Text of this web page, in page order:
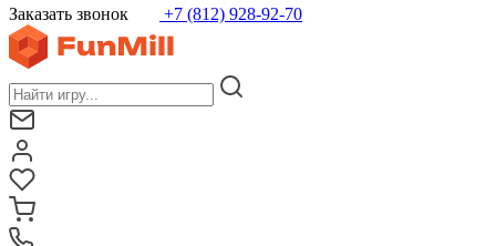
Заказать звонок
+7 (812) 928-92-70